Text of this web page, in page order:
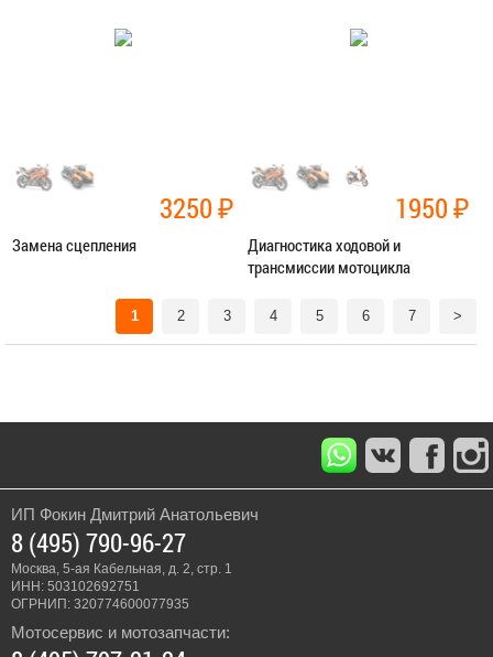
Сварочные работы
Ремонт сист.
3250₽
Замена сцепления
1950₽
Диагностика ходовой и
трансмиссии мотоцикла
1 2 3 4 5 6 7 >
ИП Фокин Дмитрий Анатольевич
8 (495) 790-96-27
Москва, 5-ая Кабельная, д. 2, стр. 1
ИНН: 503102692751
ОГРНИП: 320774600077935
Мотосервис и мотозапчасти: